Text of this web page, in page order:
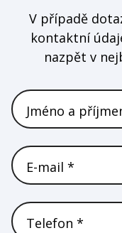
V případě
kontaktní
nazpět v
Jméno a
E-mail *
Telefon *